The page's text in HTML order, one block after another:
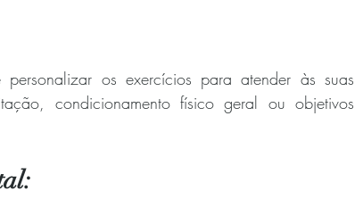
os exercícios para atender às suas
condicionamento físico geral ou objetivos